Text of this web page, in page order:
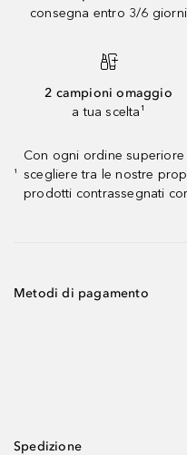
consegna entro 3/6 giorni
2 campioni omaggio
a tua scelta¹
¹
Con ogni ordine
scegliere tra le nostre
prodotti contrassegnati
Metodi di pagamento
Spedizione